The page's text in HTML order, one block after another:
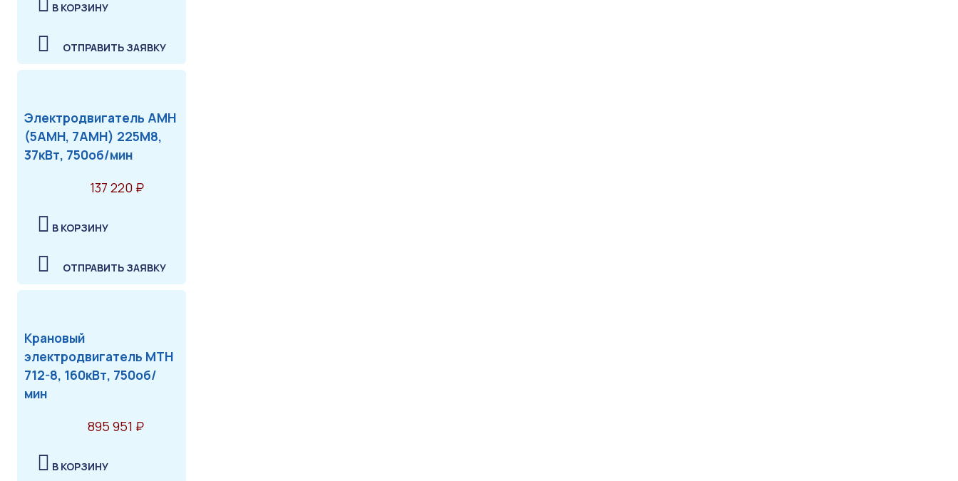
В КОРЗИНУ
ОТПРАВИТЬ ЗАЯВКУ
Электродвигатель АМН
(5АМН, 7АМН) 225М8,
37кВт, 750об/мин
137 220 ₽
В КОРЗИНУ
ОТПРАВИТЬ ЗАЯВКУ
Крановый
электродвигатель МТН
712-8, 160кВт, 750об/
мин
895 951 ₽
В КОРЗИНУ